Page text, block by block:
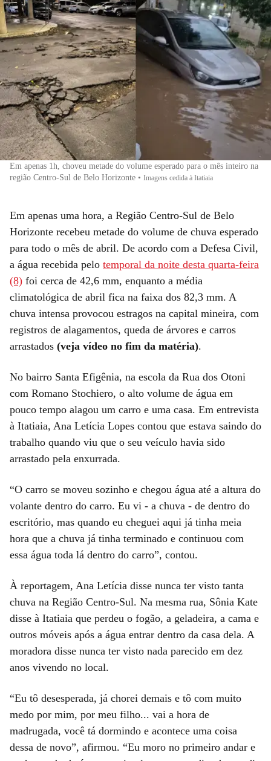
Em apenas 1h, choveu metade do volume esperado para o mês inteiro na
região Centro-Sul de Belo Horizonte • Imagens cedida à Itatiaia
Em apenas uma hora, a Região Centro-Sul de Belo
Horizonte recebeu metade do volume de chuva esperado
para todo o mês de abril. De acordo com a Defesa Civil,
a água recebida pelo temporal da noite desta quarta-feira
(8) foi cerca de 42,6 mm, enquanto a média
climatológica de abril fica na faixa dos 82,3 mm. A
chuva intensa provocou estragos na capital mineira, com
registros de alagamentos, queda de árvores e carros
arrastados (veja vídeo no fim da matéria).
No bairro Santa Efigênia, na escola da Rua dos Otoni
com Romano Stochiero, o alto volume de água em
pouco tempo alagou um carro e uma casa. Em entrevista
à Itatiaia, Ana Letícia Lopes contou que estava saindo do
trabalho quando viu que o seu veículo havia sido
arrastado pela enxurrada.
“O carro se moveu sozinho e chegou água até a altura do
volante dentro do carro. Eu vi - a chuva - de dentro do
escritório, mas quando eu cheguei aqui já tinha meia
hora que a chuva já tinha terminado e continuou com
essa água toda lá dentro do carro”, contou.
À reportagem, Ana Letícia disse nunca ter visto tanta
chuva na Região Centro-Sul. Na mesma rua, Sônia Kate
disse à Itatiaia que perdeu o fogão, a geladeira, a cama e
outros móveis após a água entrar dentro da casa dela. A
moradora disse nunca ter visto nada parecido em dez
anos vivendo no local.
“Eu tô desesperada, já chorei demais e tô com muito
medo por mim, por meu filho... vai a hora de
madrugada, você tá dormindo e acontece uma coisa
dessa de novo”, afirmou. “Eu moro no primeiro andar e